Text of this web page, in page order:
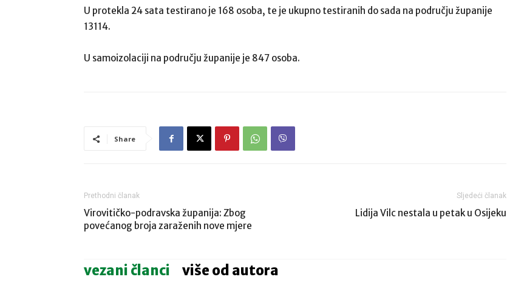
U protekla 24 sata testirano je 168 osoba, te je ukupno testiranih do sada na području županije
13114.
U samoizolaciji na području županije je 847 osoba.
Share
Prethodni članak
Virovitičko-podravska županija: Zbog
povećanog broja zaraženih nove mjere
Sljedeći članak
Lidija Vilc nestala u petak u Osijeku
vezani članci više od autora